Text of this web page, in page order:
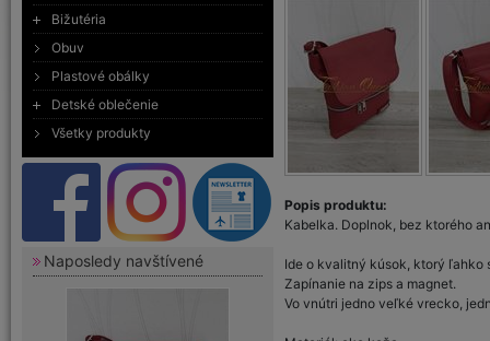
Bižutéria
Obuv
Plastové obálky
Detské oblečenie
Všetky produkty
Naposledy navštívené
Popis produktu:
Kabelka. Doplnok, bez ktorého
Ide o kvalitný kúsok, ktorý ľahko
Zapínanie na zips a magnet.
Vo vnútri jedno veľké vrecko,